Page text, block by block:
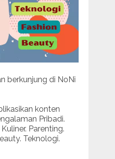
berkunjung di NoNi
konten
Pribadi.
Parenting.
Teknologi.